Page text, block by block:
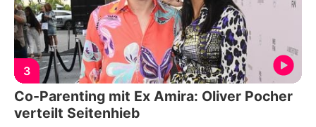
3
Co-Parenting mit Ex Amira: Oliver Pocher
verteilt Seitenhieb